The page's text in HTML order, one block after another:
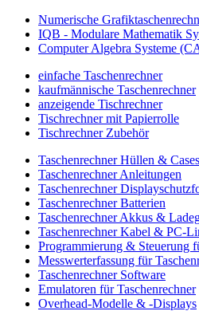
Numerische
IQB - Modulare Mathematik
Computer Algebra Systeme
einfache Taschenrechner
kaufmännische Taschenrechner
anzeigende Tischrechner
Tischrechner mit Papierrolle
Tischrechner Zubehör
Taschenrechner Hüllen & Cases
Taschenrechner Anleitungen
Taschenrechner
Taschenrechner Batterien
Taschenrechner Akkus &
Taschenrechner Kabel & PC-
Programmierung & Steuerung
Messwerterfassung für
Taschenrechner Software
Emulatoren für Taschenrechner
Overhead-Modelle & -Displays